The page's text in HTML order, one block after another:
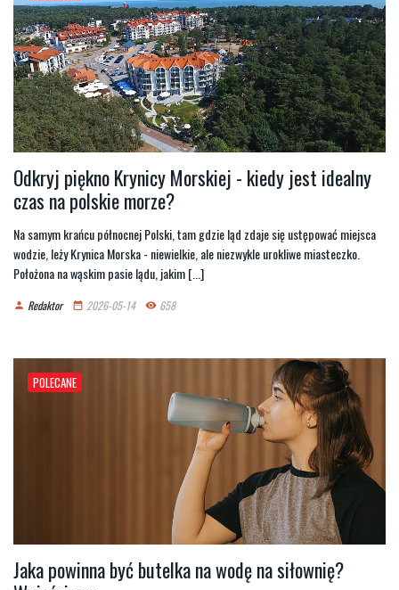
Odkryj piękno Krynicy Morskiej - kiedy jest idealny
czas na polskie morze?
Na samym krańcu północnej Polski, tam gdzie ląd zdaje się ustępować miejsca
wodzie, leży Krynica Morska - niewielkie, ale niezwykle urokliwe miasteczko.
Położona na wąskim pasie lądu, jakim [...]
person Redaktor date_range 2026-05-14 remove_red_eye 658
POLECANE
Jaka powinna być butelka na wodę na siłownię?